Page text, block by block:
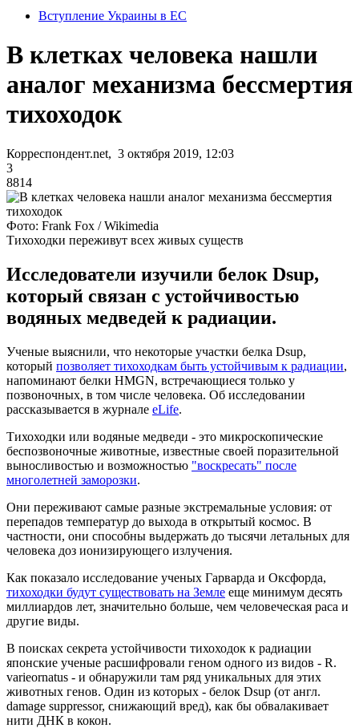
Вступление Украины в ЕС
В клетках человека нашли
аналог механизма бессмертия
тихоходок
Корреспондент.net, 3 октября 2019, 12:03
3
8814
Фото: Frank Fox / Wikimedia
Тихоходки переживут всех живых существ
Исследователи изучили белок Dsup,
который связан с устойчивостью
водяных медведей к радиации.
Ученые выяснили, что некоторые участки белка Dsup,
который позволяет тихоходкам быть устойчивым к радиации,
напоминают белки HMGN, встречающиеся только у
позвоночных, в том числе человека. Об исследовании
рассказывается в журнале eLife.
Тихоходки или водяные медведи - это микроскопические
беспозвоночные животные, известные своей поразительной
выносливостью и возможностью "воскресать" после
многолетней заморозки.
Они переживают самые разные экстремальные условия: от
перепадов температур до выхода в открытый космос. В
частности, они способны выдержать до тысячи летальных для
человека доз ионизирующего излучения.
Как показало исследование ученых Гарварда и Оксфорда,
тихоходки будут существовать на Земле еще минимум десять
миллиардов лет, значительно больше, чем человеческая раса и
другие виды.
В поисках секрета устойчивости тихоходок к радиации
японские ученые расшифровали геном одного из видов - R.
varieornatus - и обнаружили там ряд уникальных для этих
животных генов. Один из которых - белок Dsup (от англ.
damage suppressor, снижающий вред), как бы обвалакивает
нити ДНК в кокон.